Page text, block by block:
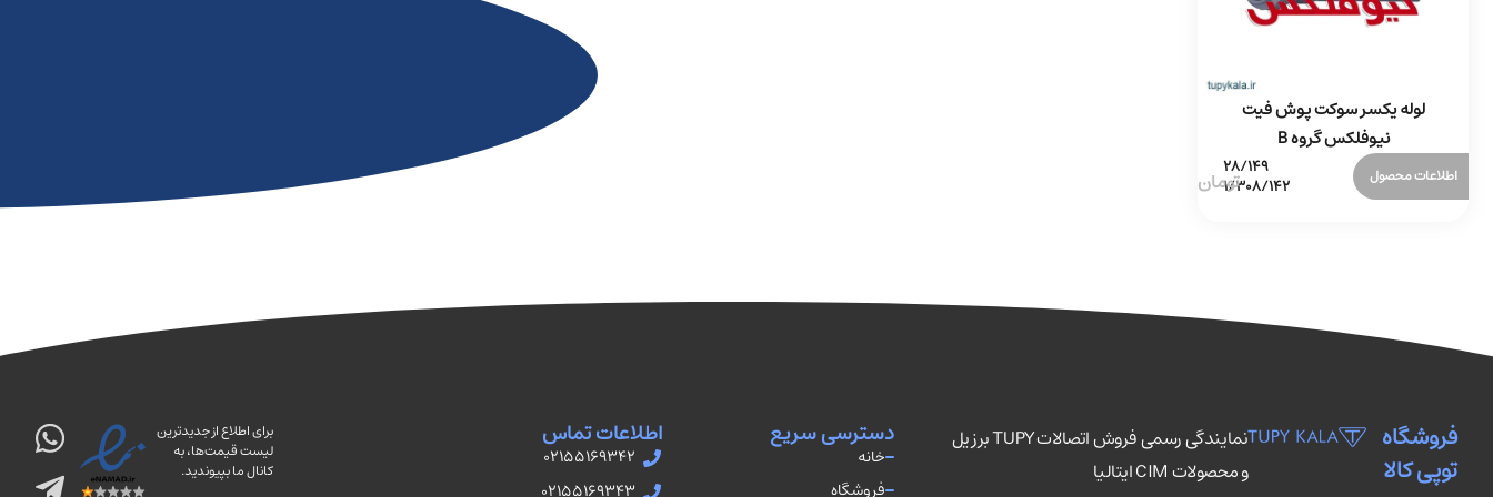
لوله یکسر سوکت پوش فیت
نیوفلکس گروه B
اطلاعات محصول
فروشگاه
توپی کالا
نمایندگی رسمی فروش اتصالات TUPY برزیل
و محصولات CIM ایتالیا
دسترسی سریع
خانه
فروشگاه
اطلاعات تماس
02155169342
02155169343
برای اطلاع از جدیدترین
لیست قیمت‌ها، به
کانال ما بپیوندید.